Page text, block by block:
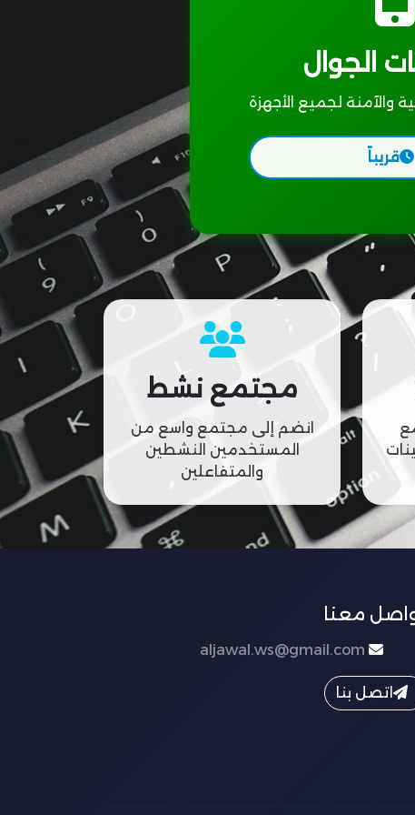
الجوال
والآمنة لجميع الأجهزة
قريباً
مجتمع نشط
انضم إلى مجتمع واسع من
المستخدمين النشطين
والمتفاعلين
معنا
aljawal.ws@gmail.com
اتصل بنا